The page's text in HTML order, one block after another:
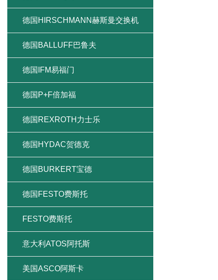
德国HIRSCHMANN赫斯曼交换机
德国BALLUFF巴鲁夫
德国IFM易福门
德国P+F倍加福
德国REXROTH力士乐
德国HYDAC贺德克
德国BURKERT宝德
德国FESTO费斯托
FESTO费斯托
意大利ATOS阿托斯
美国ASCO阿斯卡